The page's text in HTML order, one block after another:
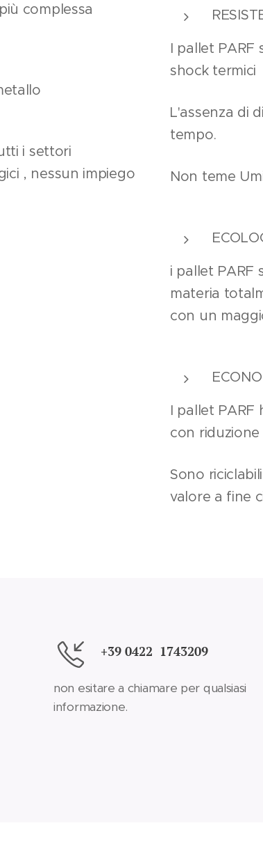
complessa
i settori
, nessun impiego
I pallet PARF
shock termici
L'assenza di
tempo.
Non teme
i pallet PARF
materia
con un
I pallet
con
Sono
valore a fine
+39 0422 1743209
non esitare a chiamare per qualsiasi
informazione.